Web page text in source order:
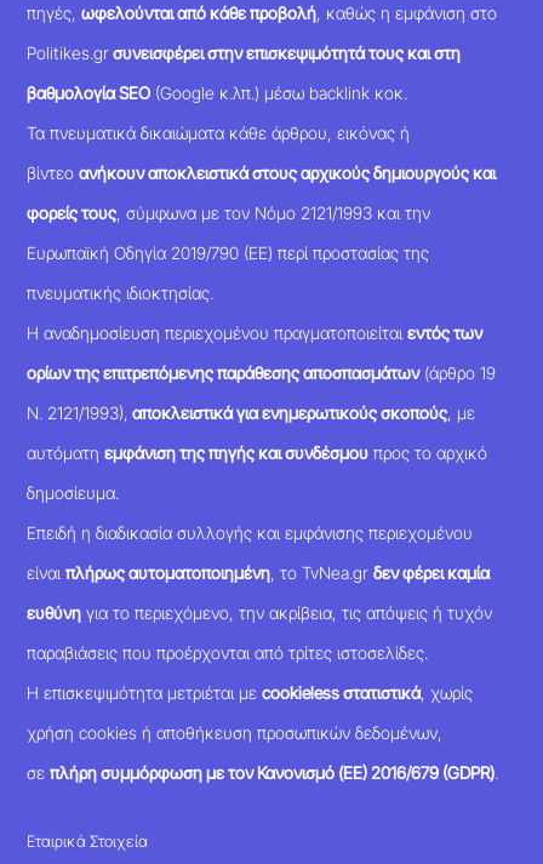
πηγές,ωφελούνται από κάθε προβολή , καθώς η εμφάνιση στο
Politikes.grσυνεισφέρει στην επισκεψιμότητά τους και στη
βαθμολογία SEO (Google κ.λπ.) μέσω backlink κοκ.
Τα πνευματικά δικαιώματα κάθε άρθρου, εικόνας ή
βίντεοανήκουν αποκλειστικά στους αρχικούς δημιουργούς και
φορείς τους , σύμφωνα με τον Νόμο 2121/1993 και την
Ευρωπαϊκή Οδηγία 2019/790 (ΕΕ) περί προστασίας της
πνευματικής ιδιοκτησίας.
Η αναδημοσίευση περιεχομένου πραγματοποιείταιεντός των
ορίων της επιτρεπόμενης παράθεσης αποσπασμάτων(άρθρο 19
Ν. 2121/1993), αποκλειστικά για ενημερωτικούς σκοπούς , με
αυτόματηεμφάνιση της πηγής και συνδέσμου προς το αρχικό
δημοσίευμα.
Επειδή η διαδικασία συλλογής και εμφάνισης περιεχομένου
είναιπλήρως αυτοματοποιημένη , το TvNea.grδεν φέρει καμία
ευθύνη για το περιεχόμενο, την ακρίβεια, τις απόψεις ή τυχόν
παραβιάσεις που προέρχονται από τρίτες ιστοσελίδες.
Η επισκεψιμότητα μετριέται μεcookieless στατιστικά, χωρίς
χρήση cookies ή αποθήκευση προσωπικών δεδομένων,
σεπλήρη συμμόρφωση με τον Κανονισμό (ΕΕ) 2016/679 (GDPR).
Εταιρικά Στοιχεία